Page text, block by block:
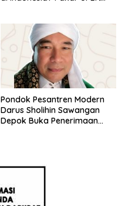
Pondok Pesantren Modern
Darus Sholihin Sawangan
Depok Buka Penerimaan